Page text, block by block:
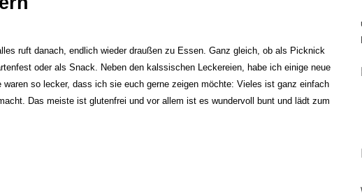
ruft danach, endlich wieder draußen zu Essen. Ganz gleich, ob als Picknick
oder als Snack. Neben den kalssischen Leckereien, habe ich einige neue
waren so lecker, dass ich sie euch gerne zeigen möchte: Vieles ist ganz einfach
Das meiste ist glutenfrei und vor allem ist es wundervoll bunt und lädt zum